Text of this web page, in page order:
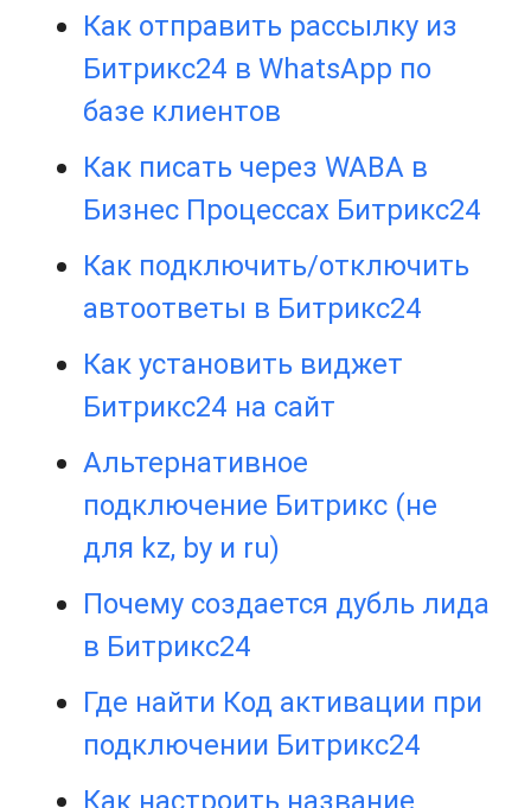
Как отправить рассылку из
Битрикс24 в WhatsApp по
базе клиентов
Как писать через WABA в
Бизнес Процессах Битрикс24
Как подключить/отключить
автоответы в Битрикс24
Как установить виджет
Битрикс24 на сайт
Альтернативное
подключение Битрикс (не
для kz, by и ru)
Почему создается дубль лида
в Битрикс24
Где найти Код активации при
подключении Битрикс24
Как настроить название